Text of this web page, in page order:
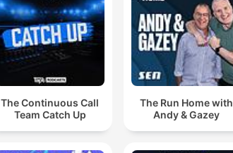
The Continuous Call
Team Catch Up
The Run Home with
Andy & Gazey